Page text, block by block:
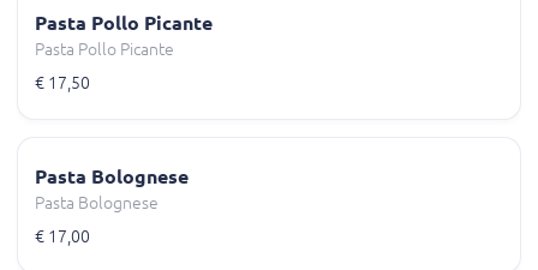
Pasta Pollo Picante
Pasta Pollo Picante
€ 17,50
Pasta Bolognese
Pasta Bolognese
€ 17,00